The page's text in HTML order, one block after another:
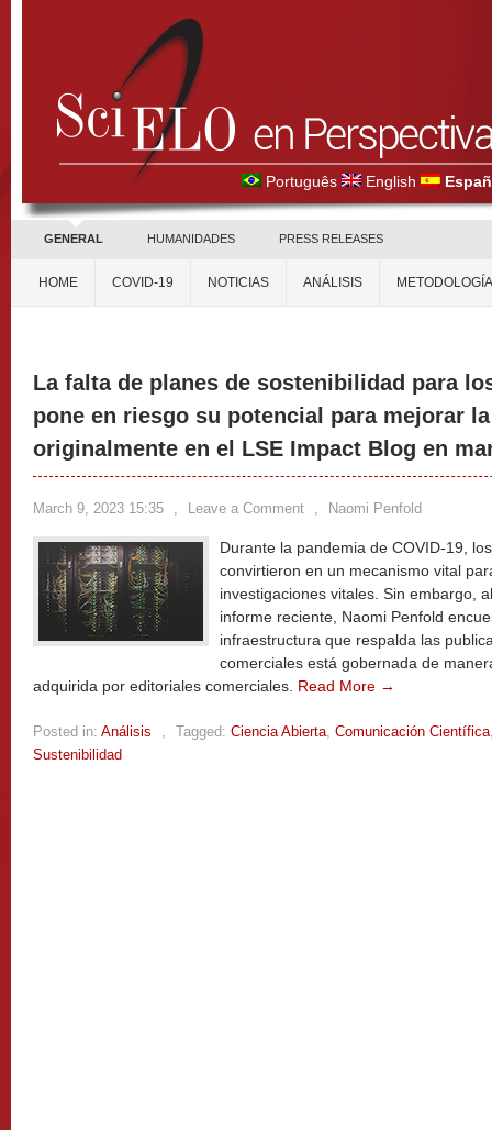
Português English
GENERAL HUMANIDADES PRESS RELEASES
HOME COVID-19 NOTICIAS ANÁLISIS METODOLOGÍA
La falta de planes de sostenibilidad para
pone en riesgo su potencial para mejorar
originalmente en el LSE Impact Blog en
March 9, 2023 15:35 , Leave a Comment , Naomi Penfold
Durante la pandemia de COVID-19,
convirtieron en un mecanismo vital
investigaciones vitales. Sin embargo,
informe reciente, Naomi Penfold
infraestructura que respalda las
comerciales está gobernada de
adquirida por editoriales comerciales. Read More →
Posted in: Análisis , Tagged: Ciencia Abierta, Comunicación Científica
Sustenibilidad